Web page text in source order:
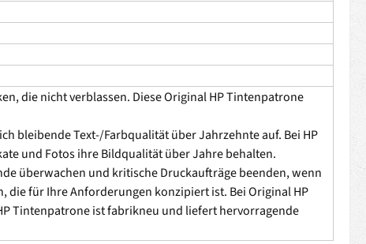
die nicht verblassen. Diese Original HP Tintenpatrone
bleibende Text-/Farbqualität über Jahrzehnte auf. Bei HP
und Fotos ihre Bildqualität über Jahre behalten.
überwachen und kritische Druckaufträge beenden, wenn
die für Ihre Anforderungen konzipiert ist. Bei Original HP
Tintenpatrone ist fabrikneu und liefert hervorragende